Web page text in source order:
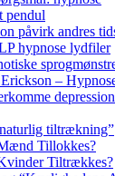
pendul
påvirk andres
hypnose lydfiler
–
tiltrækning”
Tillokkes?
Tiltrækkes?